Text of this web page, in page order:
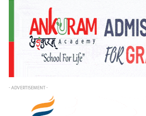
- ADVERTISEMENT -